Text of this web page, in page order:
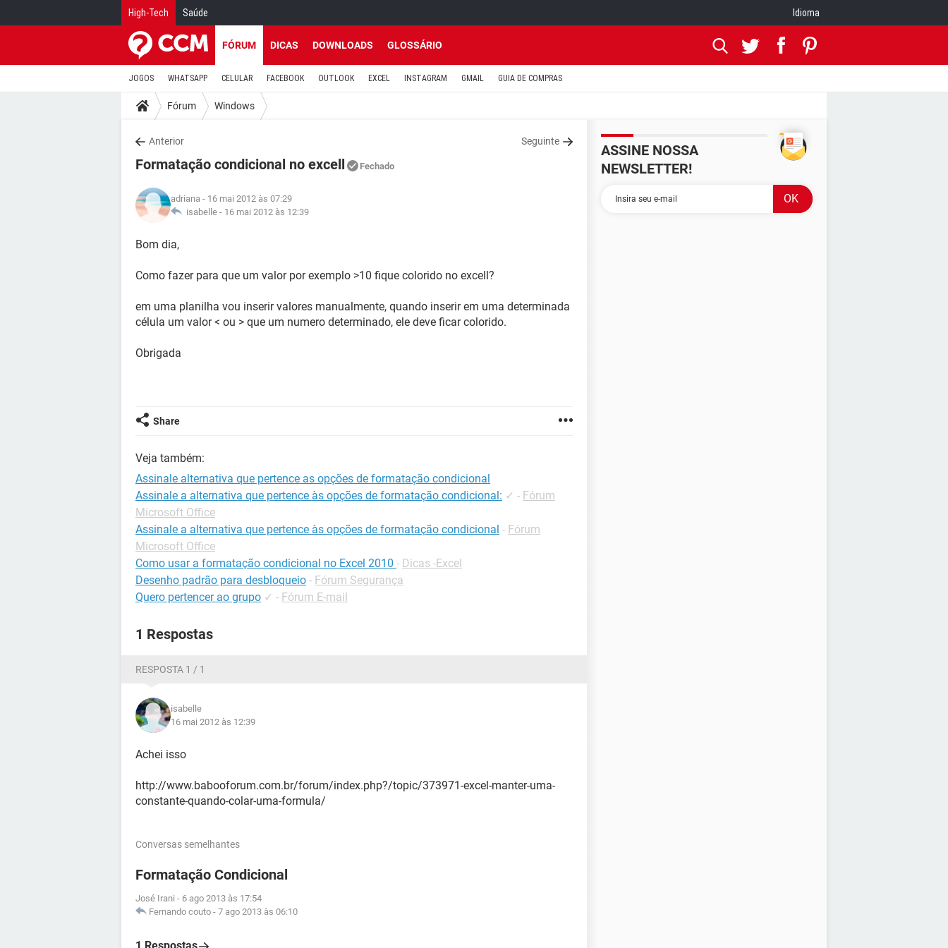
High-Tech Saúde Idioma
FÓRUM DICAS DOWNLOADS GLOSSÁRIO
JOGOS WHATSAPP CELULAR FACEBOOK OUTLOOK EXCEL INSTAGRAM GMAIL GUIA DE COMPRAS
Fórum Windows
Anterior Seguinte
Formatação condicional no excell Fechado
adriana - 16 mai 2012 às 07:29
isabelle - 16 mai 2012 às 12:39
Bom dia,
Como fazer para que um valor por exemplo >10 fique colorido no excell?
em uma planilha vou inserir valores manualmente, quando inserir em uma determinada
célula um valor < ou > que um numero determinado, ele deve ficar colorido.
Obrigada
Share
Veja também:
Assinale alternativa que pertence as opções de formatação condicional
Assinale a alternativa que pertence às opções de formatação condicional: ✓ - Fórum
Microsoft Office
Assinale a alternativa que pertence às opções de formatação condicional - Fórum
Microsoft Office
Como usar a formatação condicional no Excel 2010 - Dicas -Excel
Desenho padrão para desbloqueio - Fórum Segurança
Quero pertencer ao grupo ✓ - Fórum E-mail
1 Respostas
RESPOSTA 1 / 1
isabelle
16 mai 2012 às 12:39
Achei isso
http://www.babooforum.com.br/forum/index.php?/topic/373971-excel-manter-uma-
constante-quando-colar-uma-formula/
Conversas semelhantes
Formatação Condicional
José Irani - 6 ago 2013 às 17:54
Fernando couto - 7 ago 2013 às 06:10
ASSINE NOSSA
NEWSLETTER!